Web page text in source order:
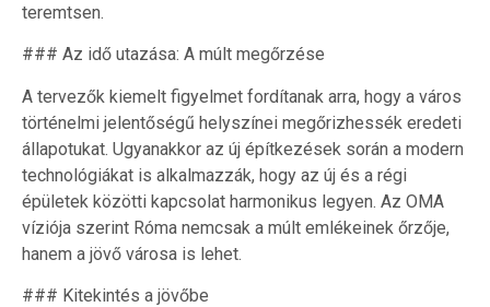
teremtsen.
### Az idő utazása: A múlt megőrzése
A tervezők kiemelt figyelmet fordítanak arra, hogy a város
történelmi jelentőségű helyszínei megőrizhessék eredeti
állapotukat. Ugyanakkor az új építkezések során a modern
technológiákat is alkalmazzák, hogy az új és a régi
épületek közötti kapcsolat harmonikus legyen. Az OMA
víziója szerint Róma nemcsak a múlt emlékeinek őrzője,
hanem a jövő városa is lehet.
### Kitekintés a jövőbe